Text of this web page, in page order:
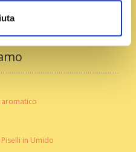
con i filetti di rombo.
aromatico
in Umido